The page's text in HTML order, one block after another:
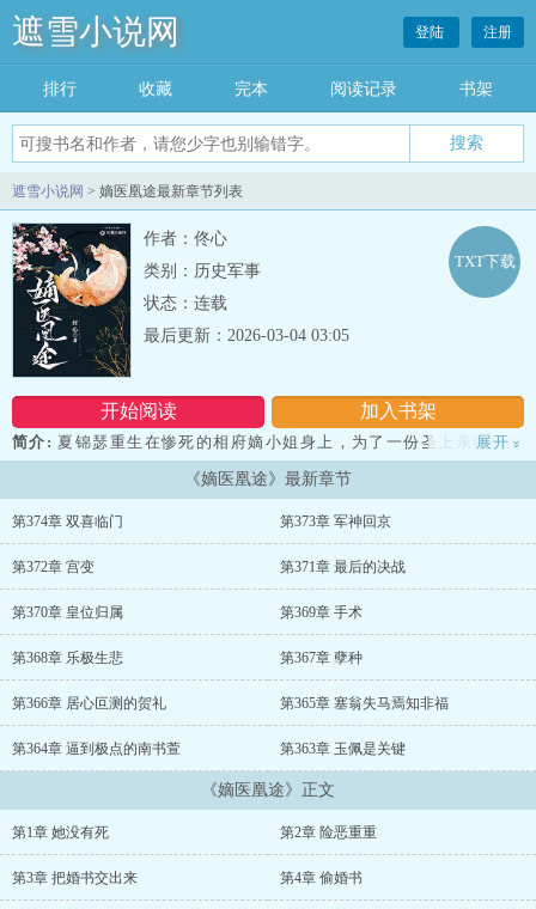
遮雪小说网 登陆 注册
排行 收藏 完本 阅读记录 书架
遮雪小说网 > 嫡医凰途最新章节列表
作者：佟心
类别：历史军事
状态：连载
开始阅读 加入书架
TXT下载
最后更新：2026-03-04 03:05
简介: 夏锦瑟重生在惨死的相府嫡小姐身上，为了一份圣上亲赐的婚
书，她周旋在居心叵测的家人和各路权贵中间，机智避险，手刃仇
人。 民间传她是神医下凡，相府亲人觉得她心机腹黑，贵人们觉得
这丫头深不可测，不敢轻惹。 皇帝喊：“快召那丫头进宫来，为朕
了。”九王爷来了，横皇帝一眼：“陛下是要跟我抢人吗？”夏锦瑟翻白
眼，原来这男人早就对她心怀不轨……...
展开 »
《嫡医凰途》最新章节
第374章 双喜临门 第373章 军神回京
第372章 宫变 第371章 最后的决战
第370章 皇位归属 第369章 手术
第368章 乐极生悲 第367章 孽种
第366章 居心叵测的贺礼 第365章 塞翁失马焉知非福
第364章 逼到极点的南书萱 第363章 玉佩是关键
《嫡医凰途》正文
第1章 她没有死 第2章 险恶重重
第3章 把婚书交出来 第4章 偷婚书